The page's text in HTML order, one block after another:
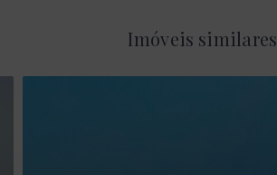
Imóveis similares